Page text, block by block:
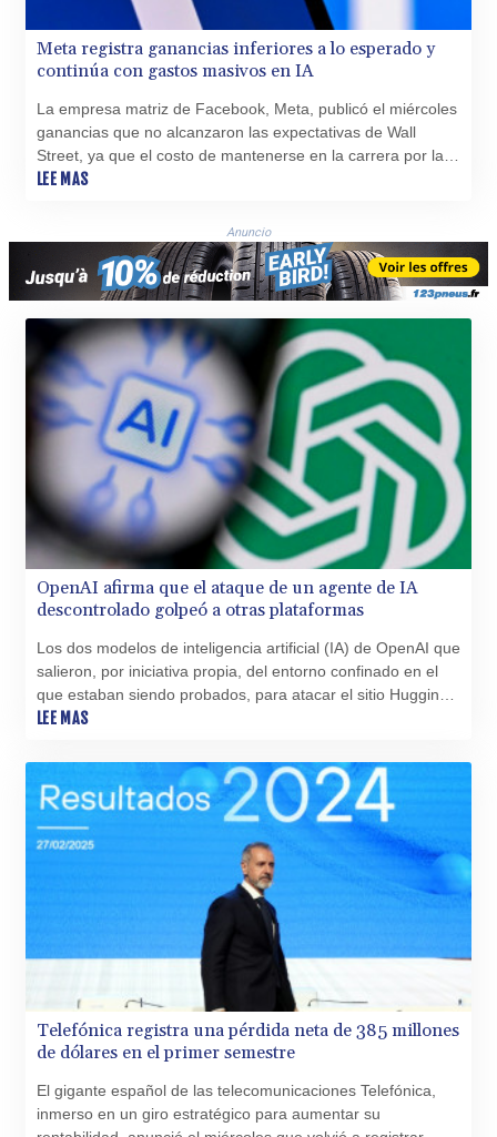
Meta registra ganancias inferiores a lo esperado y
continúa con gastos masivos en IA
La empresa matriz de Facebook, Meta, publicó el miércoles
ganancias que no alcanzaron las expectativas de Wall
Street, ya que el costo de mantenerse en la carrera por la
inteligencia artificial y elevados gastos legales e
LEE MAS
Anuncio
OpenAI afirma que el ataque de un agente de IA
descontrolado golpeó a otras plataformas
Los dos modelos de inteligencia artificial (IA) de OpenAI que
salieron, por iniciativa propia, del entorno confinado en el
que estaban siendo probados, para atacar el sitio Hugging
Face, también irrumpieron en otras cuatro plataformas,
LEE MAS
Telefónica registra una pérdida neta de 385 millones
de dólares en el primer semestre
El gigante español de las telecomunicaciones Telefónica,
inmerso en un giro estratégico para aumentar su